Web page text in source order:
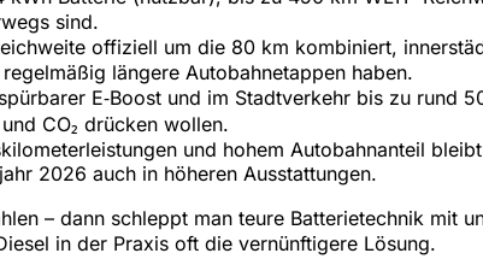
sind.
offiziell um die 80 km kombiniert,
längere Autobahnetappen haben.
E‑Boost und im Stadtverkehr bis zu rund
CO₂ drücken wollen.
und hohem Autobahnanteil
2026 auch in höheren Ausstattungen.
– dann schleppt man teure Batterietechnik mit
in der Praxis oft die vernünftigere Lösung.